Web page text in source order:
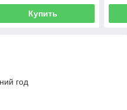
Купить
год